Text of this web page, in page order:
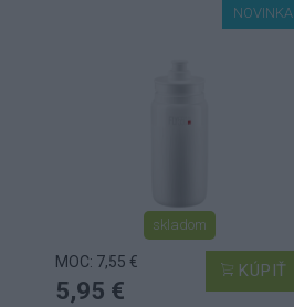
NOVINKA
skladom
MOC: 7,55 €
5,95 €
KÚPIŤ